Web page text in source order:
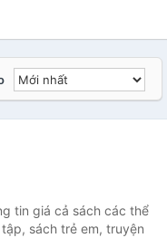
tin giá cả sách các thể
sách trẻ em, truyện